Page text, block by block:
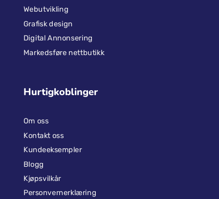
Webutvikling
Grafisk design
Digital Annonsering
Markedsføre nettbutikk
Hurtigkoblinger
Om oss
Kontakt oss
Kundeeksempler
Blogg
Kjøpsvilkår
Personvernerklæring